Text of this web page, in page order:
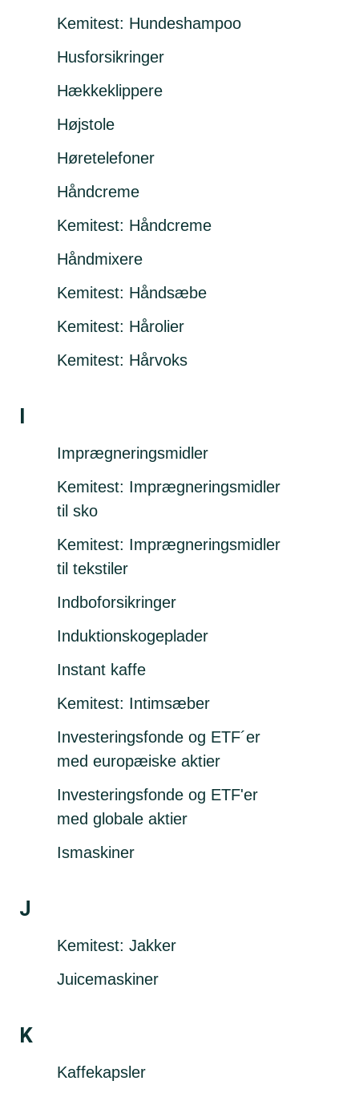
Kemitest: Hundeshampoo
Husforsikringer
Hækkeklippere
Højstole
Høretelefoner
Håndcreme
Kemitest: Håndcreme
Håndmixere
Kemitest: Håndsæbe
Kemitest: Hårolier
Kemitest: Hårvoks
I
Imprægneringsmidler
Kemitest: Imprægneringsmidler
til sko
Kemitest: Imprægneringsmidler
til tekstiler
Indboforsikringer
Induktions­kogeplader
Instant kaffe
Kemitest: Intimsæber
Investeringsfonde og ETF´er
med europæiske aktier
Investeringsfonde og ETF'er
med globale aktier
Ismaskiner
J
Kemitest: Jakker
Juicemaskiner
K
Kaffekapsler